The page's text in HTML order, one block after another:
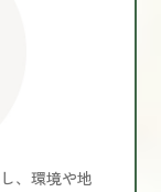
、環境や地